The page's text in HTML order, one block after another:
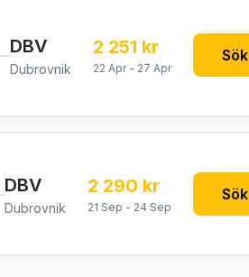
DBV
Dubrovnik
2 251 kr
22 Apr - 27 Apr
Sök
DBV
Dubrovnik
2 290 kr
21 Sep - 24 Sep
Sök